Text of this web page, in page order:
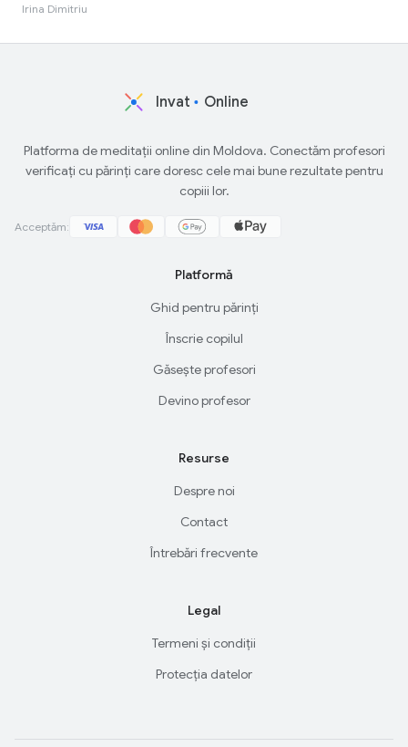
Irina Dimitriu
Invat Online
Platforma de meditații online din Moldova. Conectăm profesori
verificați cu părinți care doresc cele mai bune rezultate pentru
copiii lor.
Acceptăm:
Platformă
Ghid pentru părinți
Înscrie copilul
Găsește profesori
Devino profesor
Resurse
Despre noi
Contact
Întrebări frecvente
Legal
Termeni și condiții
Protecția datelor